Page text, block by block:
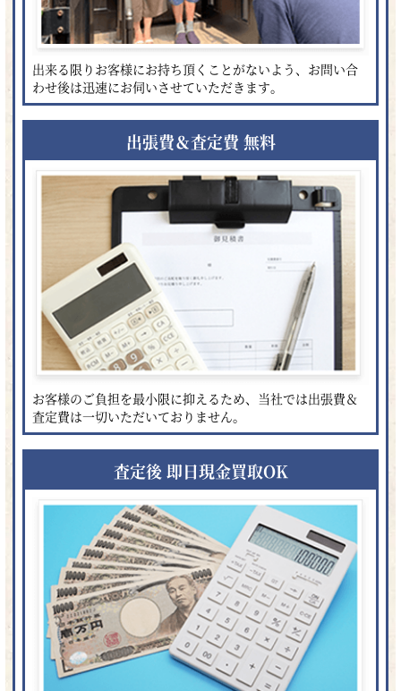
出来る限りお客様にお持ち頂くことがないよう、お問い合
わせ後は迅速にお伺いさせていただきます。
出張費＆査定費 無料
お客様のご負担を最小限に抑えるため、当社では出張費＆
査定費は一切いただいておりません。
査定後 即日現金買取OK